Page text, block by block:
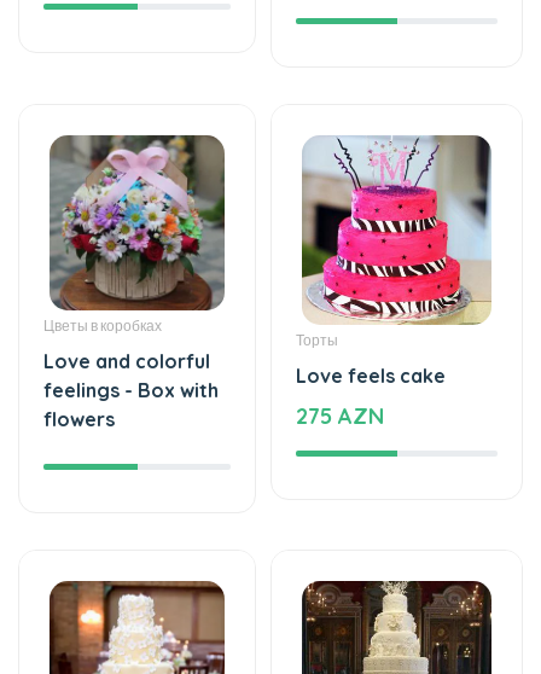
Цветы в коробках
Love and colorful
feelings - Box with
flowers
Торты
Love feels cake
275 AZN